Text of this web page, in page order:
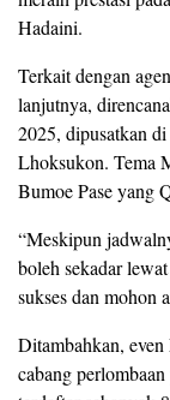
Hadaini.
Terkait dengan
lanjutnya,
2025, dipusatkan
Lhoksukon. Tema
Bumoe Pase yang
“Meskipun
boleh sekadar
sukses dan mohon
Ditambahkan,
cabang